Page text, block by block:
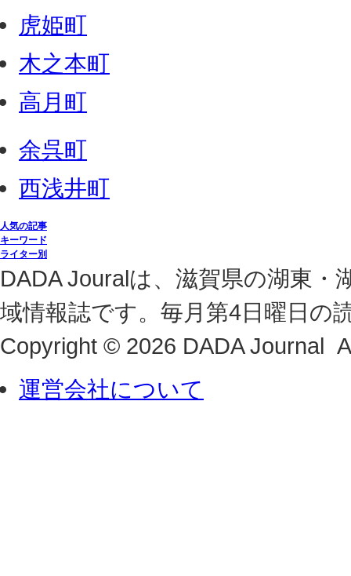
虎姫町
木之本町
高月町
余呉町
西浅井町
人気の記事
キーワード
ライター別
DADA Jouralは、滋賀県の湖東
域情報誌です。毎月第4日曜日の
Copyright © 2026 DADA Journal
運営会社について